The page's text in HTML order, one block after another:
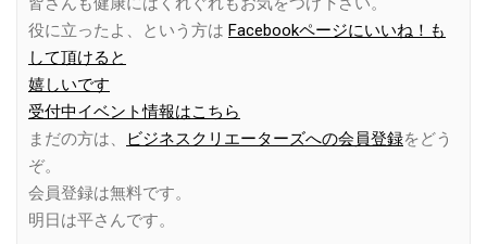
役に立ったよ、という方は Facebookページにいいね！も
して頂けると
嬉しいです
受付中イベント情報はこちら
まだの方は、
ビジネスクリエーターズへの会員登録をどう
ぞ。
会員登録は無料です。
明日は平さんです。